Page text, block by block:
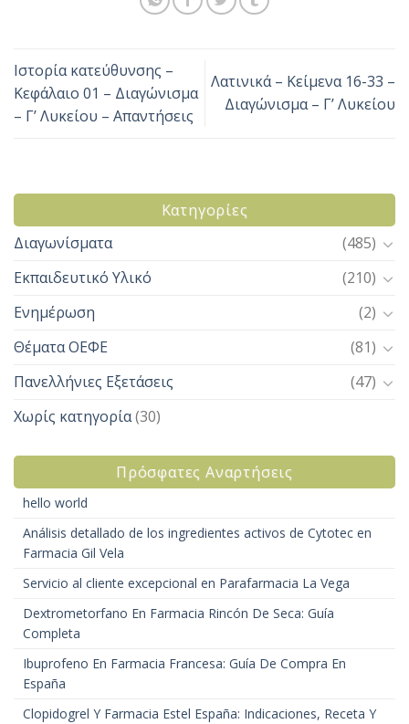
Ιστορία κατεύθυνσης –
Κεφάλαιο 01 – Διαγώνισμα
– Γ’ Λυκείου – Απαντήσεις
Λατινικά – Κείμενα 16-33 –
Διαγώνισμα – Γ’ Λυκείου
Kατηγορίες
Διαγωνίσματα
(485)
Εκπαιδευτικό Υλικό
(210)
Ενημέρωση
(2)
Θέματα ΟΕΦΕ
(81)
Πανελλήνιες Εξετάσεις
(47)
Χωρίς κατηγορία(30)
Πρόσφατες Αναρτήσεις
hello world
Análisis detallado de los ingredientes activos de Cytotec en
Farmacia Gil Vela
Servicio al cliente excepcional en Parafarmacia La Vega
Dextrometorfano En Farmacia Rincón De Seca: Guía
Completa
Ibuprofeno En Farmacia Francesa: Guía De Compra En
España
Clopidogrel Y Farmacia Estel España: Indicaciones, Receta Y